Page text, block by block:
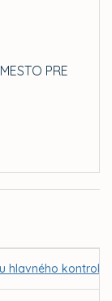
PRE
hlavného